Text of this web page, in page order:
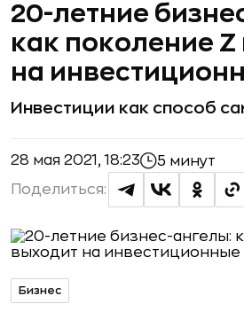
20-летние
как поколение
на
Инвестиции как способ
28 мая 2021, 18:23 5 минут
Поделиться:
Бизнес